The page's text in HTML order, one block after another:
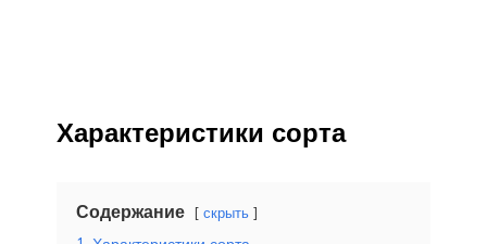
Характеристики сорта
Содержание скрыть